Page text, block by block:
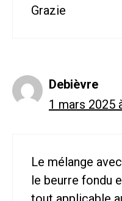
Grazie
Debièvre
1 mars 2025
Le mélange
le beurre fondu